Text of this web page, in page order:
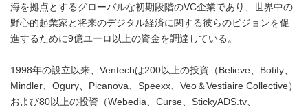
海を拠点とするグローバルな初期段階のVC企業であり、世界中の
野心的起業家と将来のデジタル経済に関する彼らのビジョンを促
進するために9億ユーロ以上の資金を調達している。
1998年の設立以来、Ventechは200以上の投資（Believe、Botify、
Mindler、Ogury、Picanova、Speexx、Veo＆Vestiaire Collective）
および80以上の投資（Webedia、Curse、StickyADS.tv、